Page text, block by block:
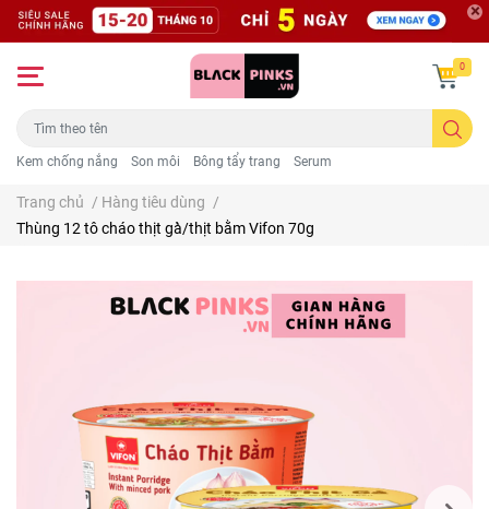
Kem chống nắng Son môi Bông tẩy trang Serum
0
Trang chủ / Hàng tiêu dùng /
Thùng 12 tô cháo thịt gà̀/thịt bằm Vifon 70g